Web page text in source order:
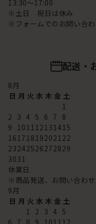
13:30～17:00
※土日 祝日は休み
※フォームでのお問い合わ
配送・
8月
日 月 火 水 木 金 土
1
2 3 4 5 6 7 8
9 101112131415
16171819202122
23242526272829
3031
休業日
※商品発送、お問い合わせ
9月
日 月 火 水 木 金 土
1 2 3 4 5